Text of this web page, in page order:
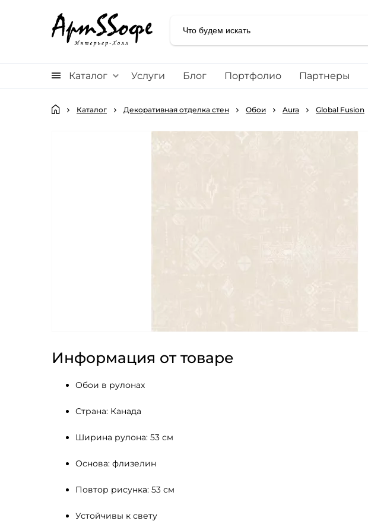
Каталог Услуги Блог Портфолио Партнеры
Каталог Декоративная отделка стен Обои Aura Global Fusion
Информация от товаре
Обои в рулонах
Страна: Канада
Ширина рулона: 53 см
Основа: флизелин
Повтор рисунка: 53 см
Устойчивы к свету